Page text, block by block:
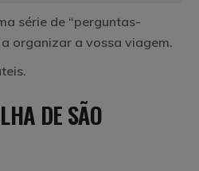
série de “perguntas-
organizar a vossa viagem.
DE SÃO